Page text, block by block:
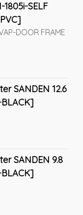
SELF
DOOR FRAME
SANDEN 12.6
SANDEN 9.8